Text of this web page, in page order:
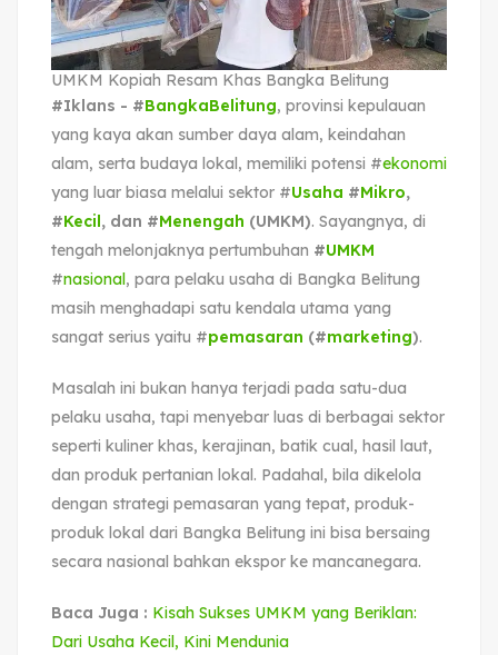
UMKM Kopiah Resam Khas Bangka Belitung
#Iklans - #BangkaBelitung, provinsi kepulauan
yang kaya akan sumber daya alam, keindahan
alam, serta budaya lokal, memiliki potensi #ekonomi
yang luar biasa melalui sektor #Usaha #Mikro,
#Kecil, dan #Menengah (UMKM). Sayangnya, di
tengah melonjaknya pertumbuhan #UMKM
#nasional, para pelaku usaha di Bangka Belitung
masih menghadapi satu kendala utama yang
sangat serius yaitu #pemasaran (#marketing).
Masalah ini bukan hanya terjadi pada satu-dua
pelaku usaha, tapi menyebar luas di berbagai sektor
seperti kuliner khas, kerajinan, batik cual, hasil laut,
dan produk pertanian lokal. Padahal, bila dikelola
dengan strategi pemasaran yang tepat, produk-
produk lokal dari Bangka Belitung ini bisa bersaing
secara nasional bahkan ekspor ke mancanegara.
Baca Juga : Kisah Sukses UMKM yang Beriklan:
Dari Usaha Kecil, Kini Mendunia